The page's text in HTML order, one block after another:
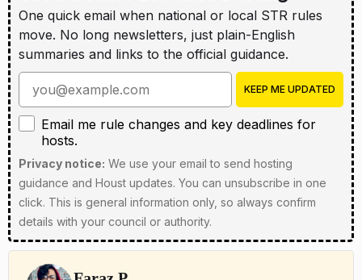
One quick email when national or local STR rules
move. No long newsletters, just plain-English
summaries and links to the official guidance.
Enter your email address
KEEP ME UPDATED
Email me rule changes and key deadlines for hosts
Email me rule changes and key deadlines for
hosts.
Privacy notice: We use your email to send hosting
guidance and Houst updates. You can unsubscribe in one
click. This is general information only, so always confirm
details with your council or authority.